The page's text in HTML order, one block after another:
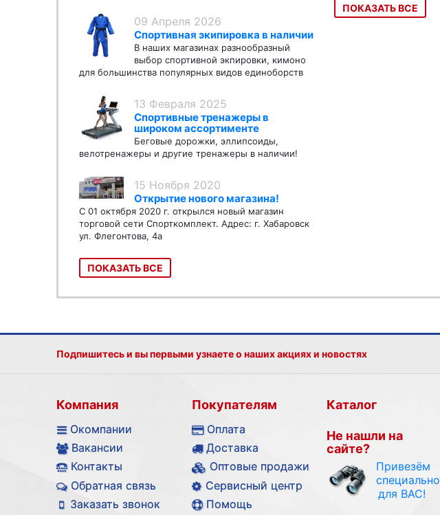
09 Апреля 2026
Спортивная экипировка в наличии
В наших магазинах разнообразный
выбор спортивной экпировки, кимоно
для большинства популярных видов единоборств
13 Февраля 2025
Спортивные тренажеры в
широком ассортименте
Беговые дорожки, эллипсоиды,
велотренажеры и другие тренажеры в наличии!
15 Ноября 2020
Открытие нового магазина!
С 01 октября 2020 г. открылся новый магазин
торговой сети Спорткомплект. Адрес: г. Хабаровск
ул. Флегонтова, 4а
ПОКАЗАТЬ ВСЕ
ПОКАЗАТЬ ВСЕ
Подпишитесь и вы первыми узнаете о наших акциях и новостях
Компания
Окомпании
Вакансии
Контакты
Обратная связь
Заказать звонок
Покупателям
Оплата
Доставка
Оптовые продажи
Сервисный центр
Помощь
Каталог
Не нашли на
сайте?
Привезём
специально
для ВАС!